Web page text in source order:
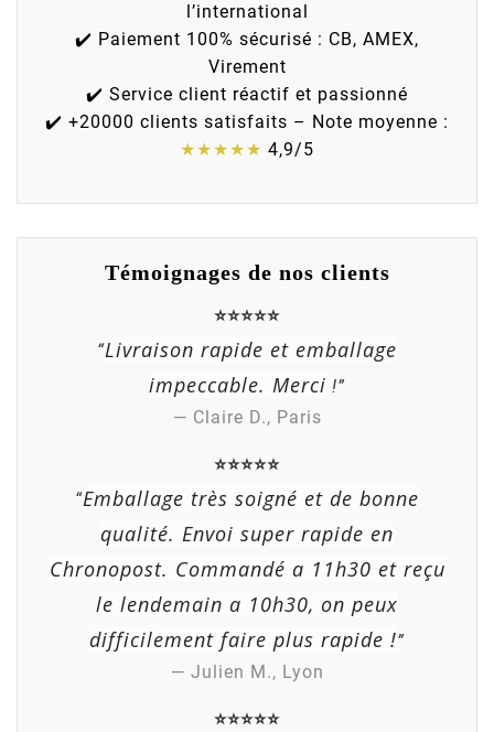
l’international
✔️ Paiement 100% sécurisé : CB, AMEX,
Virement
✔️ Service client réactif et passionné
✔️ +20000 clients satisfaits – Note moyenne :
★★★★★ 4,9/5
Témoignages de nos clients
⭐⭐⭐⭐⭐
“Livraison rapide et emballage
impeccable. Merci !”
— Claire D., Paris
⭐⭐⭐⭐⭐
“Emballage très soigné et de bonne
qualité. Envoi super rapide en
Chronopost. Commandé a 11h30 et reçu
le lendemain a 10h30, on peux
difficilement faire plus rapide !”
— Julien M., Lyon
⭐⭐⭐⭐⭐